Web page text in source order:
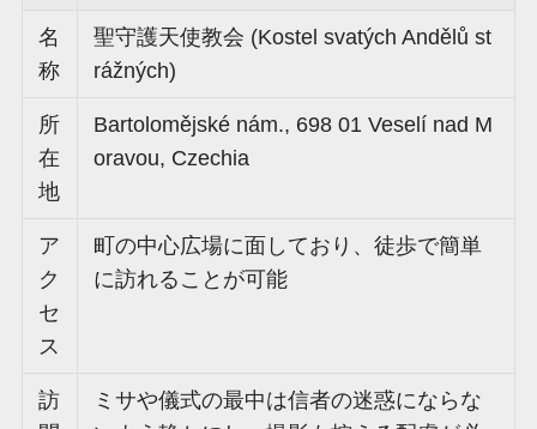
名
称
聖守護天使教会 (Kostel svatých Andělů st
rážných)
所
在
地
Bartolomějské nám., 698 01 Veselí nad M
oravou, Czechia
ア
ク
セ
ス
町の中心広場に面しており、徒歩で簡単
に訪れることが可能
訪
ミサや儀式の最中は信者の迷惑にならな